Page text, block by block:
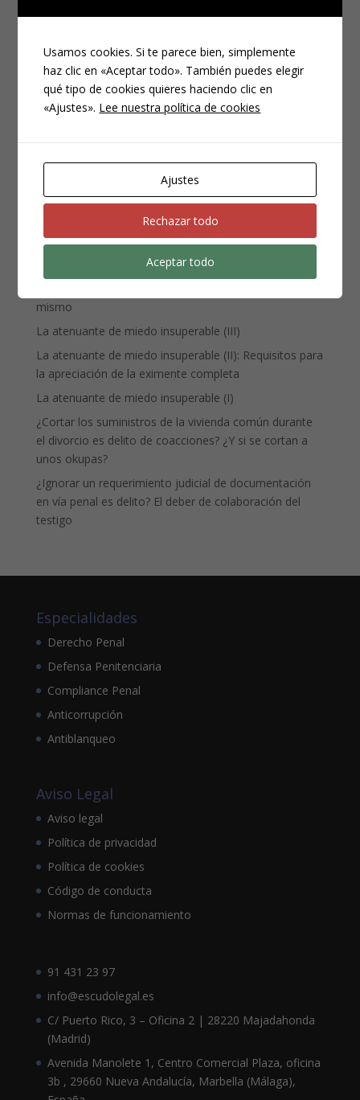
CATEGORÍAS
Compliance
Noticias
Penal
Penitenciario
ENTRADAS RECIENTES
mismo
La atenuante de miedo insuperable (III)
La atenuante de miedo insuperable (II): Requisitos para
la apreciación de la eximente completa
La atenuante de miedo insuperable (I)
¿Cortar los suministros de la vivienda común durante
el divorcio es delito de coacciones? ¿Y si se cortan a
unos okupas?
¿Ignorar un requerimiento judicial de documentación
en vía penal es delito? El deber de colaboración del
testigo
Especialidades
Derecho Penal
Defensa Penitenciaria
Compliance Penal
Anticorrupción
Antiblanqueo
Aviso Legal
Aviso legal
Política de privacidad
Política de cookies
Código de conducta
Normas de funcionamiento
91 431 23 97
info@escudolegal.es
C/ Puerto Rico, 3 – Oficina 2 | 28220 Majadahonda
(Madrid)
Avenida Manolete 1, Centro Comercial Plaza, oficina
3b , 29660 Nueva Andalucía, Marbella (Málaga),
Usamos cookies. Si te parece bien, simplemente
haz clic en «Aceptar todo». También puedes elegir
qué tipo de cookies quieres haciendo clic en
«Ajustes». Lee nuestra política de cookies
Ajustes
Rechazar todo
Aceptar todo